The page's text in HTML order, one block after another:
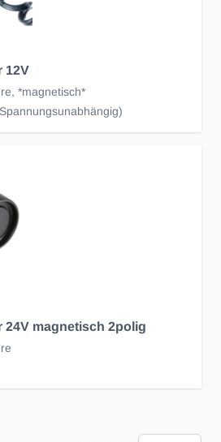
12V
*magnetisch*
24V magnetisch 2polig